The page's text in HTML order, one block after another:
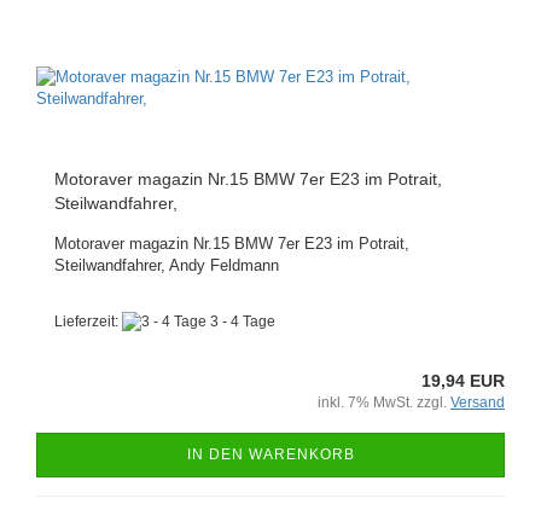
Motoraver magazin Nr.15 BMW 7er E23 im Potrait,
Steilwandfahrer,
Motoraver magazin Nr.15 BMW 7er E23 im Potrait,
Steilwandfahrer, Andy Feldmann
Lieferzeit: 3 - 4 Tage
19,94 EUR
inkl. 7% MwSt. zzgl. Versand
IN DEN WARENKORB